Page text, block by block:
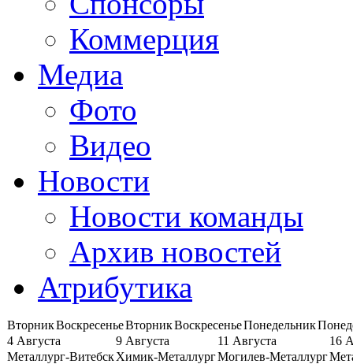
Коммерция
Медиа
Фото
Видео
Новости
Новости команды
Архив новостей
Атрибутика
ВторникВоскресеньеВторникВоскресеньеПонедельник
4 Августа
9 Августа 11 Августа
16
Металлург-ВитебскХимик-МеталлургМогилев-Металлург